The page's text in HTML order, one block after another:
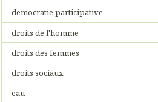
democratie participative
droits de l'homme
droits des femmes
droits sociaux
eau